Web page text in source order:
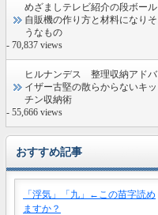
めざましテレビ紹介の段ボール
自販機の作り方と材料になりそ
うなもの
- 70,837 views
ヒルナンデス 整理収納アドバ
イザー古堅の散らからないキッ
チン収納術
- 55,666 views
おすすめ記事
「浮気」「九」←この苗字読め
ますか？